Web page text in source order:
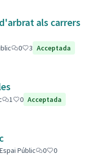
als carrers
0 3 Acceptada
1 0 Acceptada
Espai Públic 0
0